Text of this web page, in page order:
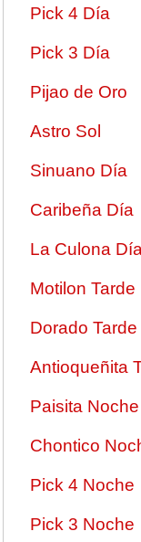
Pick 4 Día
Pick 3 Día
Pijao de Oro
Astro Sol
Sinuano Día
Caribeña Día
La Culona Día
Motilon Tarde
Dorado Tarde
Antioqueñita
Paisita Noche
Chontico
Pick 4 Noche
Pick 3 Noche